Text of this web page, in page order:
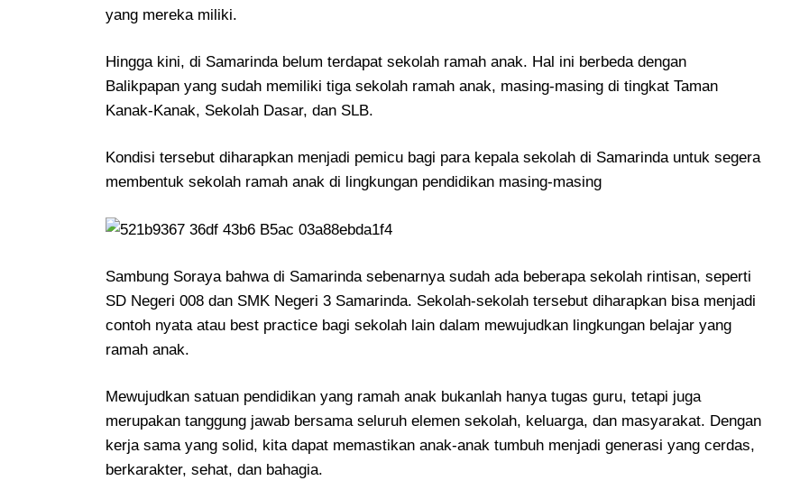
yang mereka miliki.
Hingga kini, di Samarinda belum terdapat sekolah ramah anak. Hal ini berbeda dengan
Balikpapan yang sudah memiliki tiga sekolah ramah anak, masing-masing di tingkat Taman
Kanak-Kanak, Sekolah Dasar, dan SLB.
Kondisi tersebut diharapkan menjadi pemicu bagi para kepala sekolah di Samarinda untuk segera
membentuk sekolah ramah anak di lingkungan pendidikan masing-masing
Sambung Soraya bahwa di Samarinda sebenarnya sudah ada beberapa sekolah rintisan, seperti
SD Negeri 008 dan SMK Negeri 3 Samarinda. Sekolah-sekolah tersebut diharapkan bisa menjadi
contoh nyata atau best practice bagi sekolah lain dalam mewujudkan lingkungan belajar yang
ramah anak.
Mewujudkan satuan pendidikan yang ramah anak bukanlah hanya tugas guru, tetapi juga
merupakan tanggung jawab bersama seluruh elemen sekolah, keluarga, dan masyarakat. Dengan
kerja sama yang solid, kita dapat memastikan anak-anak tumbuh menjadi generasi yang cerdas,
berkarakter, sehat, dan bahagia.